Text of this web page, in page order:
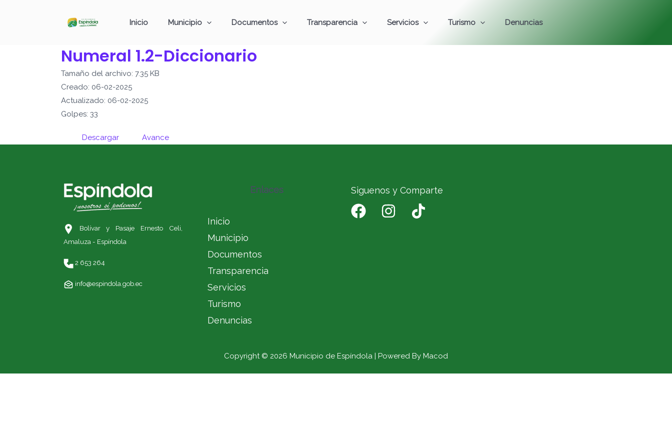
Inicio Municipio Documentos Transparencia Servicios Turismo Denuncias
Numeral 1.2-Diccionario
Tamaño del archivo: 7.35 KB
Creado: 06-02-2025
Actualizado: 06-02-2025
Golpes: 33
Descargar Avance
Bolívar y Pasaje Ernesto Celi,
Amaluza - Espíndola
2 653 264
info@espindola.gob.ec
Enlaces
Inicio
Municipio
Documentos
Transparencia
Servicios
Turismo
Denuncias
Siguenos y Comparte
Copyright © 2026 Municipio de Espíndola | Powered By Macod